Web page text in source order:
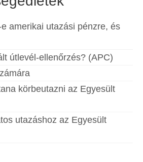
amerikai utazási pénzre, és
útlevél-ellenőrzés? (APC)
körbeutazni az Egyesült
utazáshoz az Egyesült